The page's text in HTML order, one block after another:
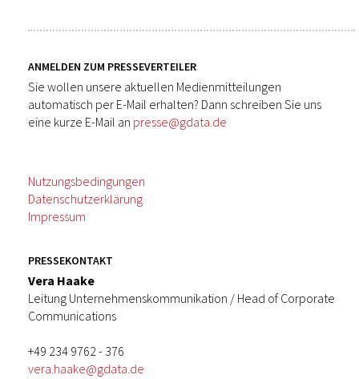
ANMELDEN ZUM PRESSEVERTEILER
Sie wollen unsere aktuellen Medienmitteilungen
automatisch per E-Mail erhalten? Dann schreiben Sie uns
eine kurze E-Mail an presse@gdata.de
Nutzungsbedingungen
Datenschutzerklärung
Impressum
PRESSEKONTAKT
Vera Haake
Leitung Unternehmenskommunikation / Head of Corporate
Communications
+49 234 9762 - 376
vera.haake@gdata.de